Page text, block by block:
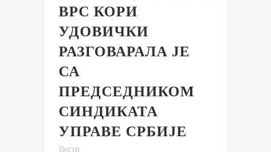
ВРС КОРИ
УДОВИЧКИ
РАЗГОВАРАЛА ЈЕ
СА
ПРЕДСЕДНИКОМ
СИНДИКАТА
УПРАВЕ СРБИЈЕ
Вести